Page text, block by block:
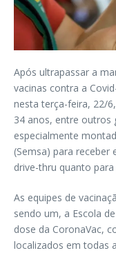
Após ultrapassar a
vacinas contra a
nesta terça-feira, 22/
34 anos, entre outros
especialmente
(Semsa) para
drive-thru quanto para
As equipes de
sendo um, a Escola
dose da CoronaVac,
localizados em todas